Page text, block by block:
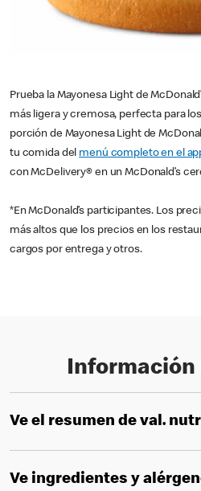
Prueba la Mayonesa Light de
más ligera y cremosa, perfecta para
porción de Mayonesa Light de
tu comida del menú completo en el
con McDelivery® en un McDonald’s
*En McDonald’s participantes. Los
más altos que los precios en los
cargos por entrega y otros.
Ve el resumen de val.
Ve ingredientes y